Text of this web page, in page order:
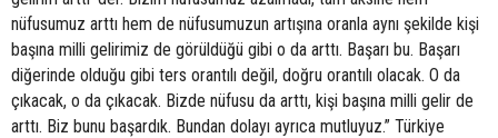
nüfusumuz arttı hem de nüfusumuzun artışına oranla aynı şekilde kişi
başına milli gelirimiz de görüldüğü gibi o da arttı. Başarı bu. Başarı
diğerinde olduğu gibi ters orantılı değil, doğru orantılı olacak. O da
çıkacak, o da çıkacak. Bizde nüfusu da arttı, kişi başına milli gelir de
arttı. Biz bunu başardık. Bundan dolayı ayrıca mutluyuz.” Türkiye